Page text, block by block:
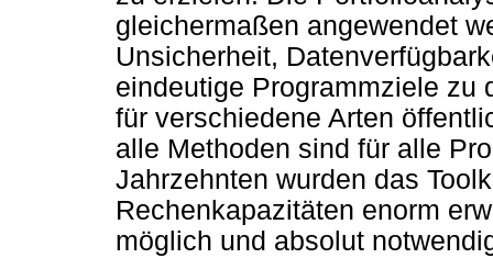
gleichermaßen angewendet
Unsicherheit,
eindeutige Programmziele zu
für verschiedene Arten
alle Methoden sind für alle
Jahrzehnten wurden das
Rechenkapazitäten enorm
möglich und absolut